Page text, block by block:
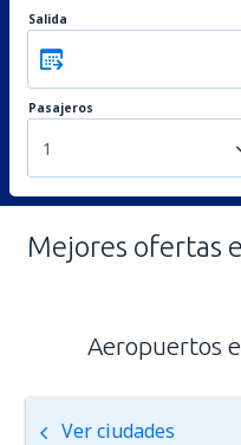
Salida
Pasajeros
1
Mejores ofertas
Aeropuertos
Ver ciudades